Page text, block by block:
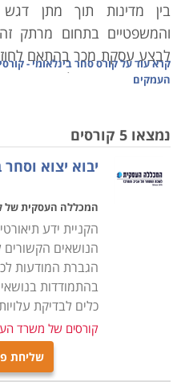
בין מדינות תוך מתן
והמשפטיים בתחום מרתק
לבצע עסקת מכר בהתאם
אווירית וימית וההליכים
להכיר את שיטות הסחר
עמדות מפתח בתחום זה,
ביותר, אשר מעניק את כל
בחברות ציבוריות
המודרנית והגלובלית
ביותר. סחורות משונעות
ולקוחות במהירות
ומצטמצמות. בנגזרת מכך,
מתקיימת קודם כל היכן שנמצא
כדוגמה לכך, אם פעם
קרא עוד עלקורס סחר בינלאומי -
העמקים
נמצאו 5 קורסים
יבוא יצוא וסחר
המכללה העסקית של
הקניית ידע
הנושאים הקשורים
הגברת המודעות
בהתמודדות בנושאי
כלים לבדיקת
קורסים של משרד
שליחת